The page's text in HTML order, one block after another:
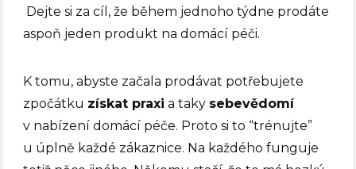
Dejte si za cíl, že během jednoho týdne prodáte
aspoň jeden produkt na domácí péči.
K tomu, abyste začala prodávat potřebujete
zpočátku získat praxi a taky sebevědomí
v nabízení domácí péče. Proto si to “trénujte”
u úplně každé zákaznice. Na každého funguje